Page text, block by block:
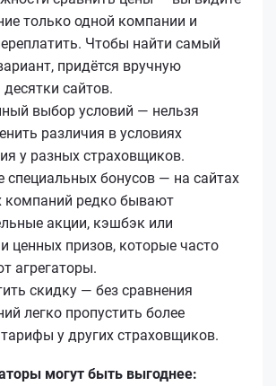
только одной компании и
Чтобы найти самый
придётся вручную
сайтов.
выбор условий — нельзя
различия в условиях
у разных страховщиков.
специальных бонусов — на сайтах
компаний редко бывают
акции, кэшбэк или
ценных призов, которые часто
агрегаторы.
скидку — без сравнения
легко пропустить более
у других страховщиков.
могут быть выгоднее: